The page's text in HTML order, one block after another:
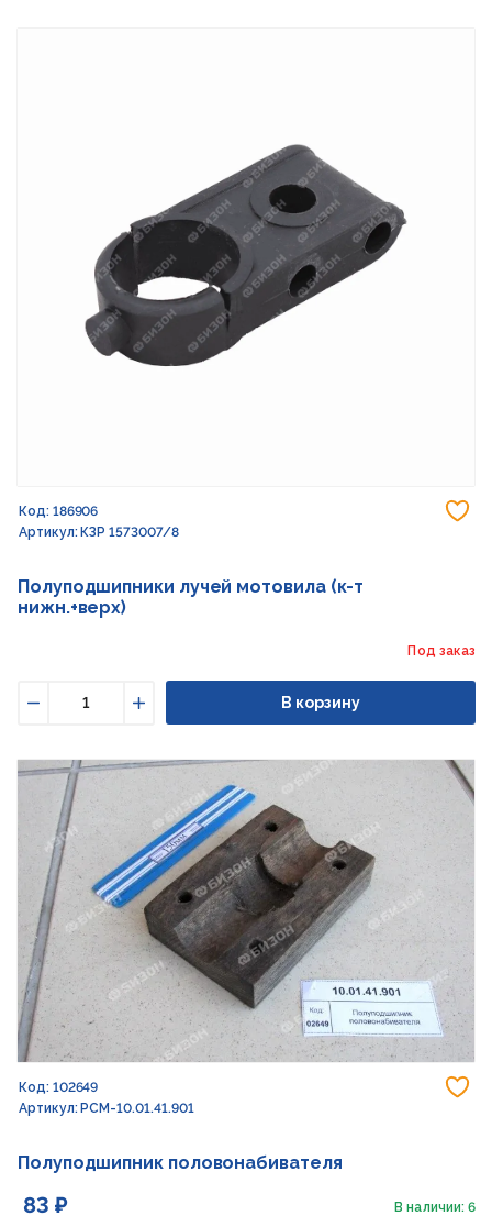
Код: 186906
Артикул: КЗР 1573007/8
Полуподшипники лучей мотовила (к-т
нижн.+верх)
Под заказ
Увеличить
В корзину
Код: 102649
Артикул: РСМ-10.01.41.901
Полуподшипник половонабивателя
83 ₽ В наличии: 6